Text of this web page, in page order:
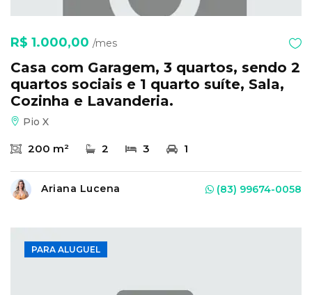
R$ 1.000,00 /mes
Casa com Garagem, 3 quartos, sendo 2
quartos sociais e 1 quarto suíte, Sala,
Cozinha e Lavanderia.
Pio X
200 m² 2 3 1
Ariana Lucena (83) 99674-0058
PARA ALUGUEL